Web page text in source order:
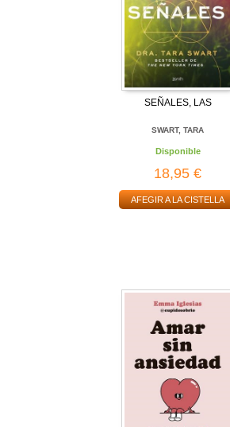
SEÑALES, LAS
SWART, TARA
Disponible
18,95 €
AFEGIR A LA CISTELLA